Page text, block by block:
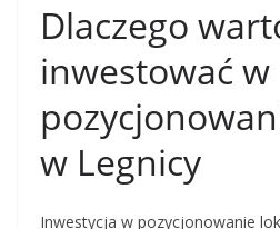
Dlaczego
inwestować w
w Legnicy
Inwestycja w pozycjonowanie